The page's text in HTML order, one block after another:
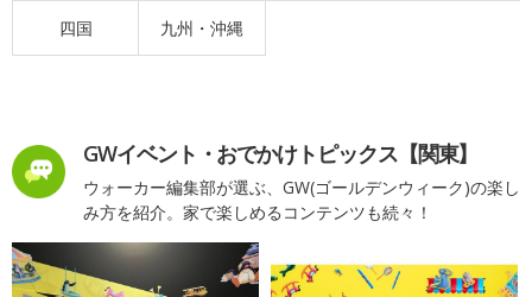
四国 九州・沖縄
GWイベント・おでかけトピックス【関東】
ウォーカー編集部が選ぶ、GW(ゴールデンウィーク)の楽し
み方を紹介。家で楽しめるコンテンツも続々！